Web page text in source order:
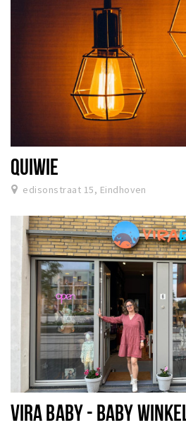
QUIWIE
edisonstraat 15, Eindhoven
VIRA BABY - BABY WINKEL